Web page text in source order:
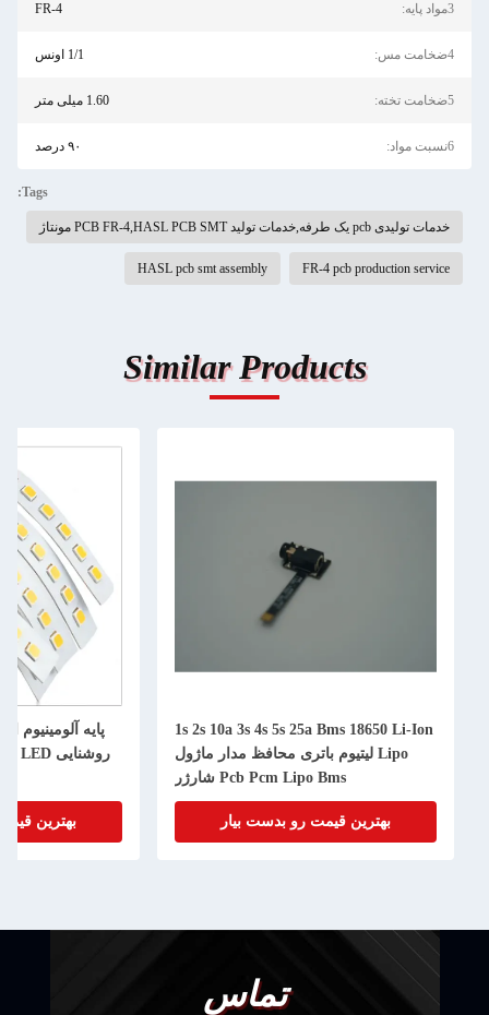
3مواد پایه: FR-4
4ضخامت مس: 1/1 اونس
5ضخامت تخته: 1.60 میلی متر
6نسبت مواد: ۹۰ درصد
Tags:
خدمات تولیدی pcb یک طرفه,خدمات تولید PCB FR-4,HASL PCB SMT مونتاژ
FR-4 pcb production service
HASL pcb smt assembly
Similar Products
1s 2s 10a 3s 4s 5s 25a Bms 18650 Li-Ion
Lipo لیتیوم باتری محافظ مدار ماژول
Pcb Pcm Lipo Bms شارژر
بهترین قیمت رو بدست بیار بهترین
تماس